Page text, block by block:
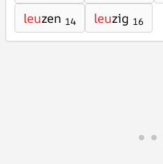
leuzen 14 leuzig 16